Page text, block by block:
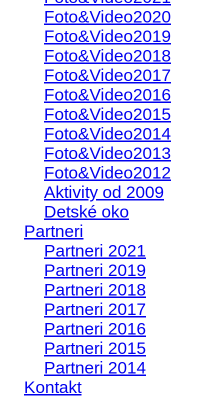
Foto&Video2020
Foto&Video2019
Foto&Video2018
Foto&Video2017
Foto&Video2016
Foto&Video2015
Foto&Video2014
Foto&Video2013
Foto&Video2012
Aktivity od 2009
Detské oko
Partneri
Partneri 2021
Partneri 2019
Partneri 2018
Partneri 2017
Partneri 2016
Partneri 2015
Partneri 2014
Kontakt